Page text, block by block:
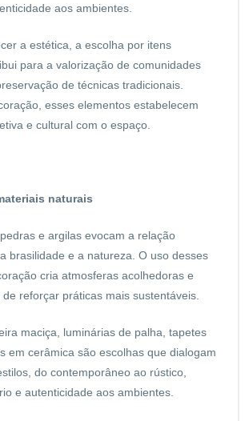
aos ambientes.
a estética, a escolha por itens
para a valorização de comunidades
de técnicas tradicionais.
esses elementos estabelecem
e cultural com o espaço.
naturais
e argilas evocam a relação
brasilidade e a natureza. O uso desses
cria atmosferas acolhedoras e
reforçar práticas mais sustentáveis.
maciça, luminárias de palha, tapetes
em cerâmica são escolhas que dialogam
do contemporâneo ao rústico,
e autenticidade aos ambientes.